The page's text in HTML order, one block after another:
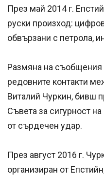
През май 2014 г.
руски произход:
обвързани с петрола,
Размяна на съобщения
редовните контакти
Виталий Чуркин, бивш
Съвета за сигурност
от сърдечен удар.
През август 2016 г.
организиран от